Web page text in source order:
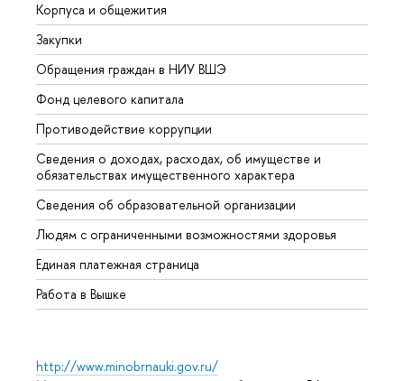
Корпуса и общежития
Закупки
Обращения граждан в НИУ ВШЭ
Фонд целевого капитала
Противодействие коррупции
Сведения о доходах, расходах, об имуществе и
обязательствах имущественного характера
Сведения об образовательной организации
Людям с ограниченными возможностями здоровья
Единая платежная страница
Работа в Вышке
http://www.minobrnauki.gov.ru/